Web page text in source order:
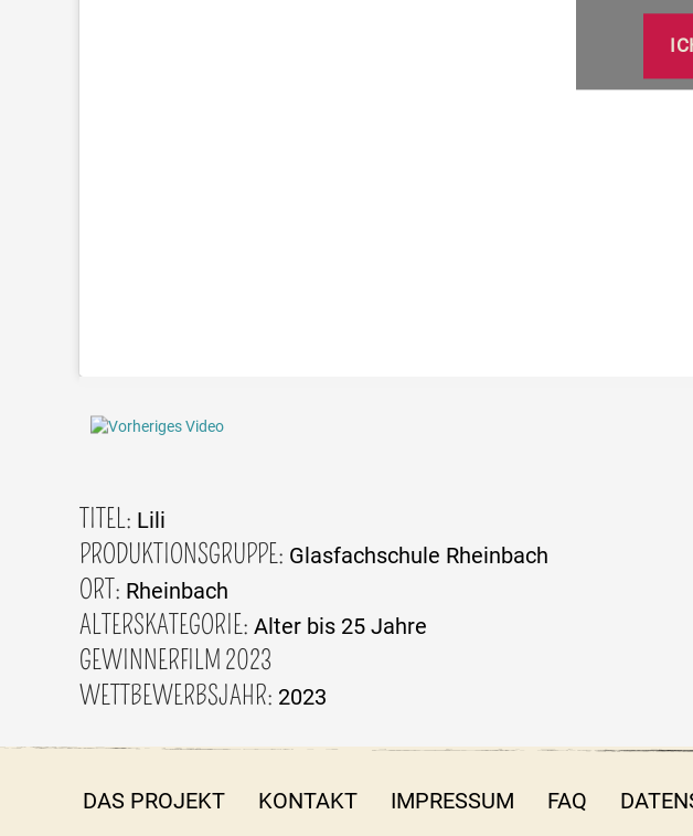
TITEL: Lili
PRODUKTIONSGRUPPE: Glasfachschule Rheinbach
ORT: Rheinbach
ALTERSKATEGORIE: Alter bis 25 Jahre
GEWINNERFILM 2023
WETTBEWERBSJAHR: 2023
DAS PROJEKT KONTAKT IMPRESSUM FAQ